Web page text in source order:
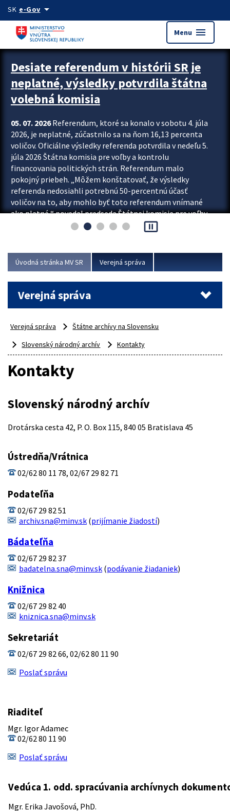
Preskocit na hlavný obsah
SK e-Govarrow_drop_down
Menu menu
Zastavit automatický posun upútavok
Desiate referendum v histórii SR je
neplatné, výsledky potvrdila štátna
volebná komisia
05. 07. 2026Referendum, ktoré sa konalo v sobotu 4. júla
2026, je neplatné, zúčastnilo sa na ňom 16,13 percenta
voličov. Oficiálne výsledky referenda potvrdila v nedeľu 5.
júla 2026 Štátna komisia pre voľby a kontrolu
financovania politických strán. Referendum malo
pokojný priebeh. „Môžem konštatovať, že výsledky
referenda nedosiahli potrebnú 50-percentnú účasť
voličov na to, aby mohlo byť toto referendum vnímané
ako platné,“ povedal predseda Štátnej komisie pre voľby
a kontrolu financovania politických...
pause_presentation
Úvodná stránka MV SR Verejná správa
Verejná správa
Verejná správa
Štátne archívy na Slovensku
Slovenský národný archív
Kontakty
Kontakty
Slovenský národný archív
Drotárska cesta 42, P. O. Box 115, 840 05 Bratislava 45
Ústredňa/Vrátnica
02/62 80 11 78, 02/67 29 82 71
Podateľňa
02/67 29 82 51
archiv.sna@minv.sk (prijímanie žiadostí)
Bádateľňa
02/67 29 82 37
badatelna.sna@minv.sk (podávanie žiadaniek)
Knižnica
02/67 29 82 40
kniznica.sna@minv.sk
Sekretariát
02/67 29 82 66, 02/62 80 11 90
Poslať správu
Riaditeľ
Mgr. Igor Adamec
02/62 80 11 90
Poslať správu
Vedúca 1. odd. spracúvania archívnych
Mgr. Erika Javošová, PhD.